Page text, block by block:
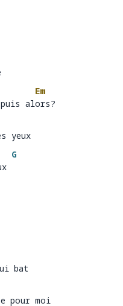
al
Em
ors
alors?
yeux
G
bat
pour moi